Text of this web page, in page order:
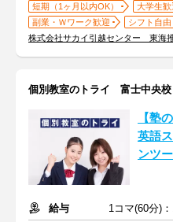
短期（1ヶ月以内OK） 大学生歓
副業・Ｗワーク歓迎
シフト自
株式会社サカイ引越センター 東海
個別教室のトライ 富士中央校
【塾
英語
ンツ
給与
1コマ(60分)